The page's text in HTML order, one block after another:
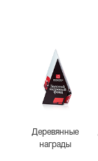
Деревянные
награды